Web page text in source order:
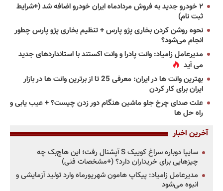
۲ خودرو جدید به فروش مردادماه ایران خودرو اضافه شد (+شرایط
ثبت نام)
نحوه روشن کردن بخاری پژو پارس + تنظیم بخاری پژو پارس چطور
انجام می‌شود؟
مدیرعامل زامیاد: وانت پادرا و وانت اکستند با استانداردهای جدید
می آید
بهترین وانت ها در ایران: معرفی 25 تا از برترین وانت ها در بازار
ایران برای کار کردن
علت صدای چرخ جلو ماشین هنگام دور زدن چیست؟ + عیب یابی و
راه حل ها
آخرین اخبار
سایپا دوباره سراغ کوییک S آپشنال رفت؛ این هاچ‌بک چه
چیزهایی برای خریداران دارد؟ (+مشخصات فنی)
مدیرعامل زامیاد: پیکاپ هامون شهریورماه وارد تولید آزمایشی و
انبوه می‌شود